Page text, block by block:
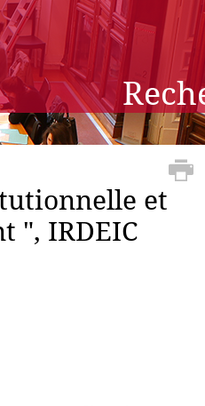
et
", IRDEIC